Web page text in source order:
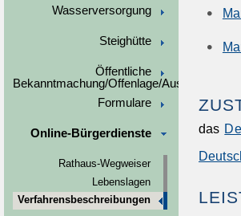
Wasserversorgung
Steighütte
Öffentliche
Bekanntmachung/Offenlage/
Formulare
Online-Bürgerdienste
Rathaus-Wegweiser
Lebenslagen
Verfahrensbeschreibungen
das